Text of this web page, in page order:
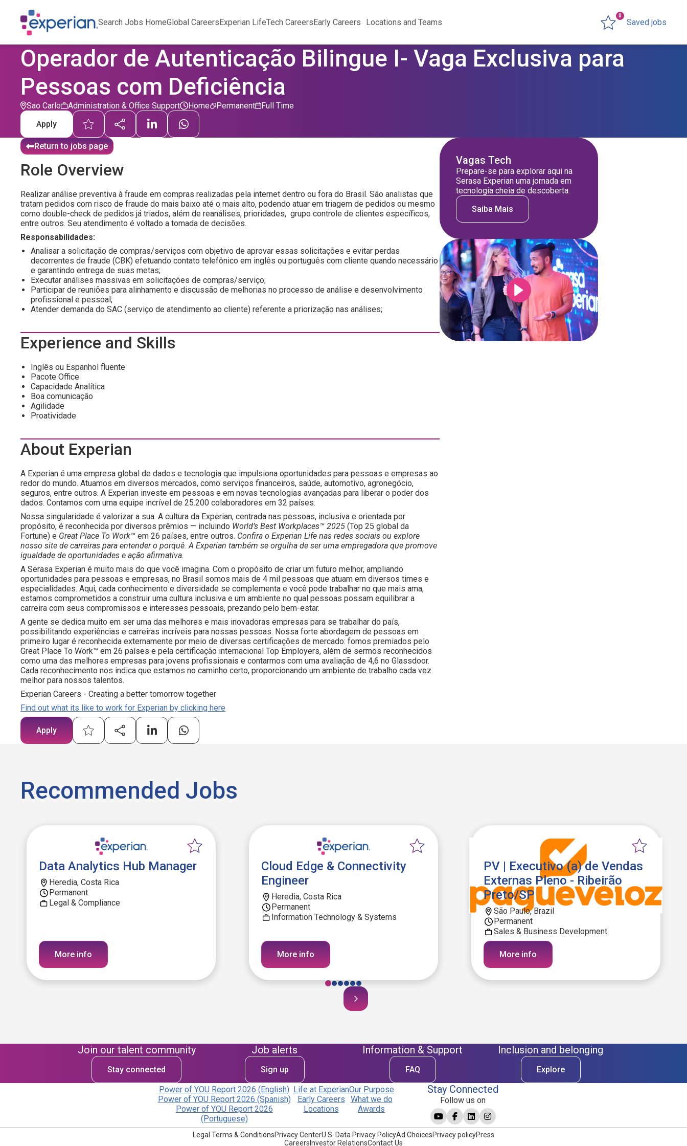
Search Jobs HomeGlobal CareersExperian LifeTech CareersEarly Careers Locations and Teams Saved jobs
0
Operador de Autenticação Bilingue I- Vaga Exclusiva para
Pessoas com Deficiência
Sao Carlo Administration & Office Support Permanent
Home
Full Time
Apply
Return to jobs page
Role Overview
Realizar análise preventiva à fraude em compras realizadas pela internet dentro ou fora do Brasil. São analistas que
tratam pedidos com risco de fraude do mais baixo até o mais alto, podendo atuar em triagem de pedidos ou mesmo
como double-check de pedidos já triados, além de reanálises, prioridades, grupo controle de clientes específicos,
entre outros. Seu atendimento é voltado a tomada de decisões.
Responsabilidades:
Analisar a solicitação de compras/serviços com objetivo de aprovar essas solicitações e evitar perdas
decorrentes de fraude (CBK) efetuando contato telefônico em inglês ou português com cliente quando necessário
e garantindo entrega de suas metas;
Executar análises massivas em solicitações de compras/serviço;
Participar de reuniões para alinhamento e discussão de melhorias no processo de análise e desenvolvimento
profissional e pessoal;
Atender demanda do SAC (serviço de atendimento ao cliente) referente a priorização nas análises;
Experience and Skills
Inglês ou Espanhol fluente
Pacote Office
Capacidade Analítica
Boa comunicação
Agilidade
Proatividade
About Experian
A Experian é uma empresa global de dados e tecnologia que impulsiona oportunidades para pessoas e empresas ao
redor do mundo. Atuamos em diversos mercados, como serviços financeiros, saúde, automotivo, agronegócio,
seguros, entre outros. A Experian investe em pessoas e em novas tecnologias avançadas para liberar o poder dos
dados. Contamos com uma equipe incrível de 25.200 colaboradores em 32 países.
Nossa singularidade é valorizar a sua. A cultura da Experian, centrada nas pessoas, inclusiva e orientada por
propósito, é reconhecida por diversos prêmios — incluindo World’s Best Workplaces™ 2025 (Top 25 global da
Fortune) e Great Place To Work™ em 26 países, entre outros. Confira o Experian Life nas redes sociais ou explore
nosso site de carreiras para entender o porquê. A Experian também se orgulha de ser uma empregadora que promove
igualdade de oportunidades e ação afirmativa.
A Serasa Experian é muito mais do que você imagina. Com o propósito de criar um futuro melhor, ampliando
oportunidades para pessoas e empresas, no Brasil somos mais de 4 mil pessoas que atuam em diversos times e
especialidades. Aqui, cada conhecimento e diversidade se complementa e você pode trabalhar no que mais ama,
estamos comprometidos a construir uma cultura inclusiva e um ambiente no qual pessoas possam equilibrar a
carreira com seus compromissos e interesses pessoais, prezando pelo bem-estar.
A gente se dedica muito em ser uma das melhores e mais inovadoras empresas para se trabalhar do país,
possibilitando experiências e carreiras incríveis para nossas pessoas. Nossa forte abordagem de pessoas em
primeiro lugar é reconhecida externamente por meio de diversas certificações de mercado: fomos premiados pelo
Great Place To Work™ em 26 países e pela certificação internacional Top Employers, além de sermos reconhecidos
como uma das melhores empresas para jovens profissionais e contarmos com uma avaliação de 4,6 no Glassdoor.
Cada reconhecimento nos indica que estamos no caminho certo, proporcionando um ambiente de trabalho cada vez
melhor para nossos talentos.
Experian Careers - Creating a better tomorrow together
Find out what its like to work for Experian by clicking here
Apply
Vagas Tech
Prepare-se para explorar aqui na
Serasa Experian uma jornada em
tecnologia cheia de descoberta.
Saiba Mais
Recommended Jobs
Data Analytics Hub Manager
Heredia, Costa Rica
Permanent
Legal & Compliance
More info
Cloud Edge & Connectivity
Engineer
Heredia, Costa Rica
Permanent
Information Technology & Systems
More info
PV | Executivo (a) de Vendas
Externas Pleno - Ribeirão
Preto/SP
São Paulo, Brazil
Permanent
Sales & Business Development
More info
Join our talent community
Stay connected
Job alerts
Sign up
Information & Support
FAQ
Inclusion and belonging
Explore
Power of YOU Report 2026 (English)
Power of YOU Report 2026 (Spanish)
Power of YOU Report 2026
(Portuguese)
Life at Experian
Early Careers
Locations
Our Purpose
What we do
Awards
Stay Connected
Follow us on
Legal Terms & ConditionsPrivacy CenterU.S. Data Privacy PolicyAd ChoicesPrivacy policyPress
Careers Investor RelationsContact Us